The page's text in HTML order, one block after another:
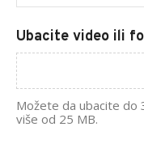
Ubacite video ili
Možete da ubacite do
više od 25 MB.